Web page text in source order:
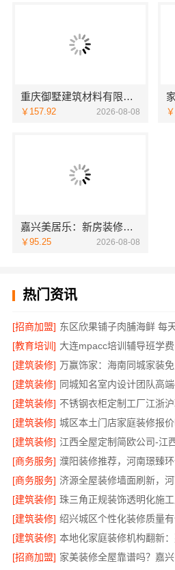
重庆御墅建筑材料有限公司：本地免拆模板多少钱一平
￥157.92 2026-08-08
嘉兴美居乐：新房装修匠心施工收费
￥95.25 2026-08-08
热门资讯
[招商加盟] 东区欣果铺子肉脯海鲜 每
[教育培训] 大连mpacc培训辅导班学
[建筑装修] 万赢饰家：海南同城家装
[建筑装修]
[建筑装修] 不锈钢衣柜定制工厂江浙
[建筑装修]
[建筑装修] 江西全屋定制简欧公司-江
[商务服务]
[商务服务]
[建筑装修]
[建筑装修]
[建筑装修] 本地化家庭装修机构翻新
[招商加盟] 家美装修全屋靠谱吗？嘉